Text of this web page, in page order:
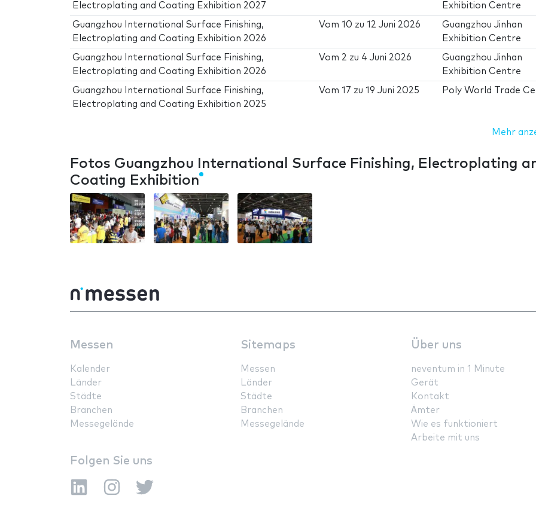
Electroplating and Coating Exhibition 2027
Exhibition Centre
Guangzhou International Surface Finishing,
Electroplating and Coating Exhibition 2026
Vom10 zu12 Juni 2026
Guangzhou Jinhan
Exhibition Centre
Guangzhou International Surface Finishing,
Electroplating and Coating Exhibition 2026
Vom 2 zu 4 Juni 2026
Guangzhou Jinhan
Exhibition Centre
Guangzhou International Surface Finishing,
Electroplating and Coating Exhibition 2025
Vom17 zu19 Juni 2025 Poly World Trade
Mehr
Fotos Guangzhou International Surface Finishing, Electroplating
Coating Exhibition
Messen
Kalender
Länder
Städte
Branchen
Messegelände
Sitemaps
Messen
Länder
Städte
Branchen
Messegelände
Über uns
neventum in 1 Minute
Gerät
Kontakt
Ämter
Wie es funktioniert
Arbeite mit uns
Folgen Sie uns